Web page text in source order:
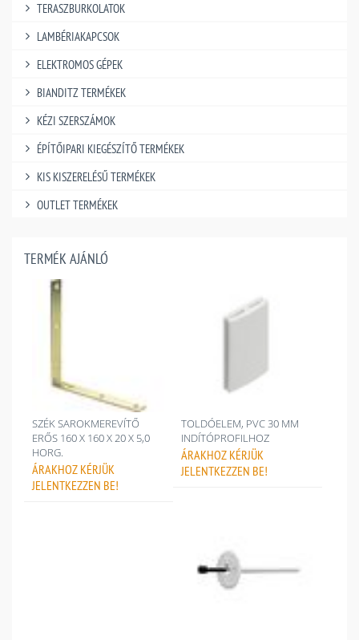
TERASZBURKOLATOK
LAMBÉRIAKAPCSOK
ELEKTROMOS GÉPEK
BIANDITZ TERMÉKEK
KÉZI SZERSZÁMOK
ÉPÍTŐIPARI KIEGÉSZÍTŐ TERMÉKEK
KIS KISZERELÉSŰ TERMÉKEK
OUTLET TERMÉKEK
TERMÉK AJÁNLÓ
SZÉK SAROKMEREVÍTŐ
ERŐS 160 X 160 X 20 X 5,0
HORG.
ÁRAKHOZ KÉRJÜK
JELENTKEZZEN BE!
TOLDÓELEM, PVC 30 MM
INDÍTÓPROFILHOZ
ÁRAKHOZ KÉRJÜK
JELENTKEZZEN BE!